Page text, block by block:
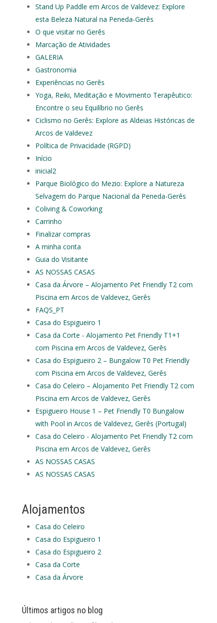
Stand Up Paddle em Arcos de Valdevez: Explore
esta Beleza Natural na Peneda-Gerês
O que visitar no Gerês
Marcação de Atividades
GALERIA
Gastronomia
Experiências no Gerês
Yoga, Reiki, Meditação e Movimento Terapêutico:
Encontre o seu Equilíbrio no Gerês
Ciclismo no Gerês: Explore as Aldeias Históricas de
Arcos de Valdevez
Política de Privacidade (RGPD)
Início
inicial2
Parque Biológico do Mezio: Explore a Natureza
Selvagem do Parque Nacional da Peneda-Gerês
Coliving & Coworking
Carrinho
Finalizar compras
A minha conta
Guia do Visitante
AS NOSSAS CASAS
Casa da Árvore – Alojamento Pet Friendly T2 com
Piscina em Arcos de Valdevez, Gerês
FAQS_PT
Casa do Espigueiro 1
Casa da Corte - Alojamento Pet Friendly T1+1
com Piscina em Arcos de Valdevez, Gerês
Casa do Espigueiro 2 – Bungalow T0 Pet Friendly
com Piscina em Arcos de Valdevez, Gerês
Casa do Celeiro – Alojamento Pet Friendly T2 com
Piscina em Arcos de Valdevez, Gerês
Espigueiro House 1 – Pet Friendly T0 Bungalow
with Pool in Arcos de Valdevez, Gerês (Portugal)
Casa do Celeiro - Alojamento Pet Friendly T2 com
Piscina em Arcos de Valdevez, Gerês
AS NOSSAS CASAS
AS NOSSAS CASAS
Alojamentos
Casa do Celeiro
Casa do Espigueiro 1
Casa do Espigueiro 2
Casa da Corte
Casa da Árvore
Últimos artigos no blog